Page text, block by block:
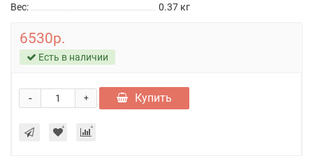
Вес:
0.37 кг
6530р.
Есть в наличии
+
- Купить